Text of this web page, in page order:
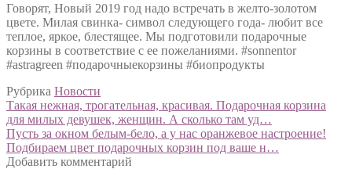
Говорят, Новый 2019 год надо встречать в желто-золотом
цвете. Милая свинка- символ следующего года- любит все
теплое, яркое, блестящее. Мы подготовили подарочные
корзины в соответствие с ее пожеланиями. #sonnentor
#astragreen #подарочныекорзины #биопродукты
Рубрика Новости
Навигация
по
записям
Предыдущий:
Такая нежная, трогательная, красивая. Подарочная корзина
для милых девушек, женщин. А сколько там уд…
Следующий:
Пусть за окном белым-бело, а у нас оранжевое настроение!
Подбираем цвет подарочных корзин под ваше н…
Добавить комментарий